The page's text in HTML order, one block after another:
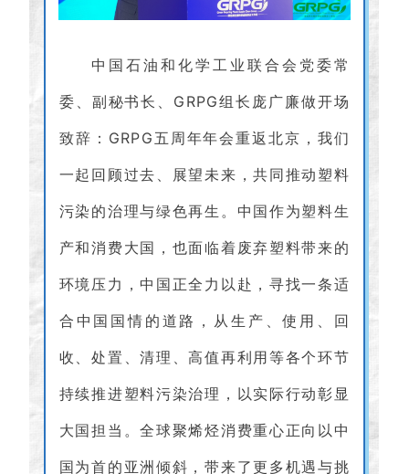
中国石油和化学工业联合会党委常
委、副秘书长、GRPG组长庞广廉做开场
致辞：GRPG五周年年会重返北京，我们
一起回顾过去、展望未来，共同推动塑料
污染的治理与绿色再生。中国作为塑料生
产和消费大国，也面临着废弃塑料带来的
环境压力，中国正全力以赴，寻找一条适
合中国国情的道路，从生产、使用、回
收、处置、清理、高值再利用等各个环节
持续推进塑料污染治理，以实际行动彰显
大国担当。全球聚烯烃消费重心正向以中
国为首的亚洲倾斜，带来了更多机遇与挑